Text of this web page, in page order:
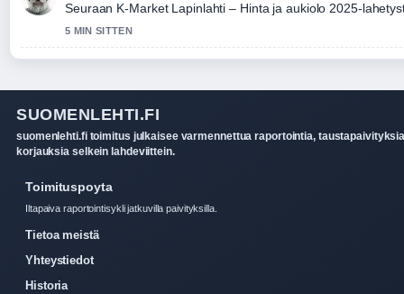
Seuraan K-Market Lapinlahti – Hinta ja aukiolo 2025-
5 MIN SITTEN
SUOMENLEHTI.FI
suomenlehti.fi toimitus julkaisee varmennettua raportointia,
korjauksia selkein lahdeviittein.
Toimituspoyta
Iltapaiva raportointisykli jatkuvilla paivityksilla.
Tietoa meistä
Yhteystiedot
Historia